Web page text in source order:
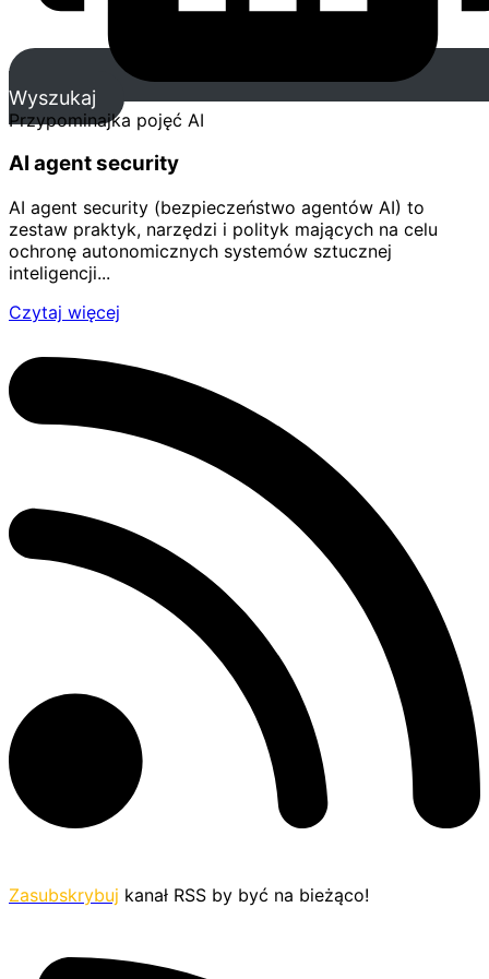
Wyszukaj
Przypominajka pojęć AI
AI agent security
AI agent security (bezpieczeństwo agentów AI) to
zestaw praktyk, narzędzi i polityk mających na celu
ochronę autonomicznych systemów sztucznej
inteligencji...
Czytaj więcej
Zasubskrybuj kanał RSS by być na bieżąco!